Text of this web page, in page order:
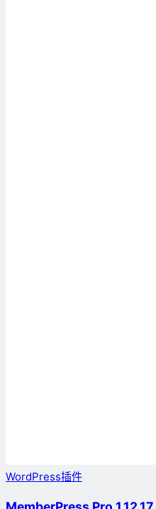
WordPress插件